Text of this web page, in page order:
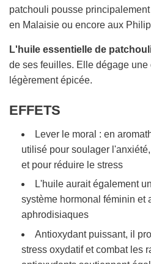
.
.
patchouli pousse
en Malaisie ou encore aux
L'huile essentielle de
de ses feuilles. Elle dégage
légèrement épicée.
EFFETS
Lever le moral : en
utilisé pour soulager
et pour réduire le stress
L'huile aurait également
système hormonal féminin et
aphrodisiaques
Antioxydant puissant, il
stress oxydatif et combat les